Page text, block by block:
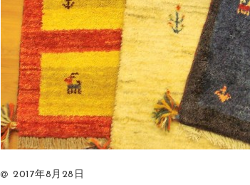
2017年8月28日